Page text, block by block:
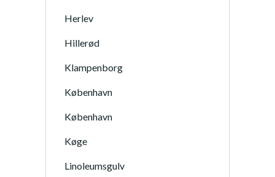
Herlev
Hillerød
Klampenborg
København
København
Køge
Linoleumsgulv